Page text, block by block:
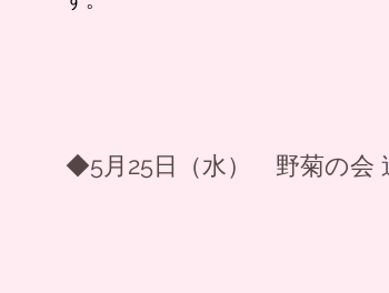
◆5月25日（水）　野菊の会